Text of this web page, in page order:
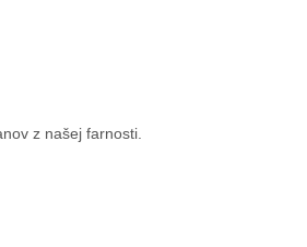
z našej farnosti.